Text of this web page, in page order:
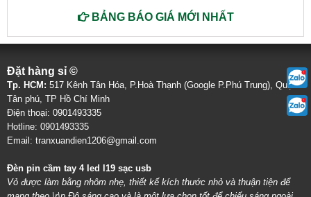
BẢNG BÁO GIÁ MỚI NHẤT
Đặt hàng sỉ ©
Tp. HCM: 517 Kênh Tân Hóa, P.Hoà Thạnh (Google P.Phú Trung), Quận
Tân phú, TP Hồ Chí Minh
Điện thoại: 0901493335
Hotline: 0901493335
Email: tranxuandien1206@gmail.com
Đèn pin cầm tay 4 led l19 sạc usb
Vỏ được làm bằng nhôm nhẹ, thiết kế kích thước nhỏ và thuận tiện để